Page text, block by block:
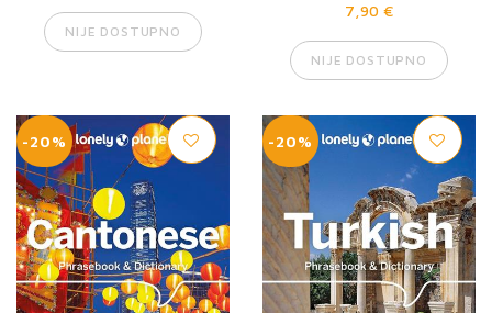
NIJE DOSTUPNO
7,90 €
NIJE DOSTUPNO
-20% -20%